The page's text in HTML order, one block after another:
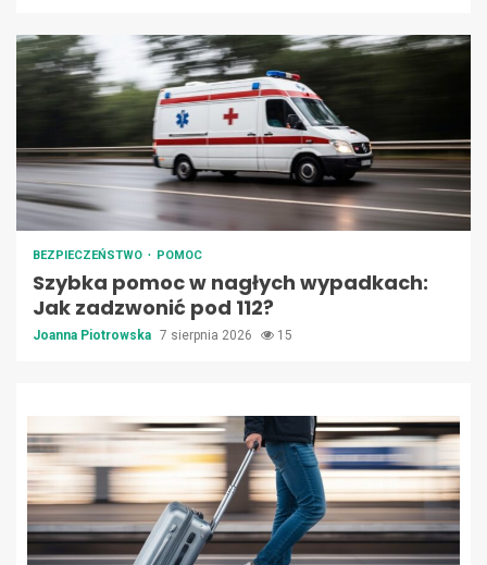
BEZPIECZEŃSTWO POMOC
Szybka pomoc w nagłych wypadkach:
Jak zadzwonić pod 112?
Joanna Piotrowska 7 sierpnia 2026 15